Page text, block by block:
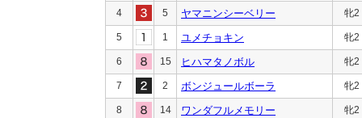
4 5 ヤマニンシーベリー 牝2
5 1 ユメチョキン 牝2
6 15 ヒハマタノボル 牝2
7 2 ボンジュールボーラ 牝2
8 14 ワンダフルメモリー 牝2